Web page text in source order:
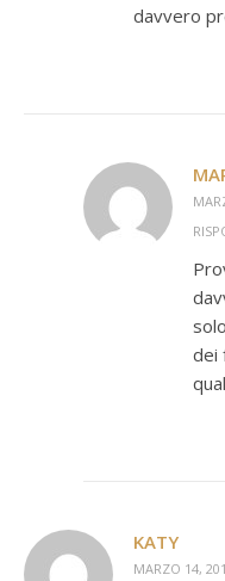
davvero
dei
KATY
MARZO 14,